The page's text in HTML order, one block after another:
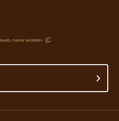
FARM WINERY